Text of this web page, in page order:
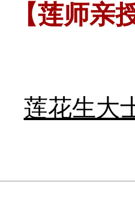
【莲师
莲花生大